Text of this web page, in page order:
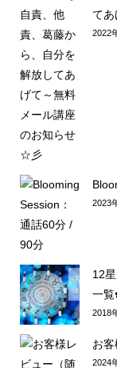
て
2022
2023
12
一
2018
お客
2024